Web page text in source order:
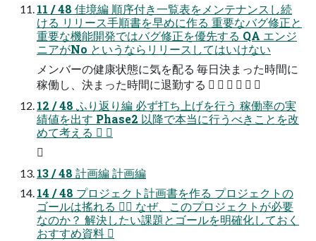
11 / 48 佳境編 順序付き一覧表をメンテナンスし続
ける リリース手順書を早めに作る 重要なバグ修正と
重要な機能開発ではバグ修正を優先する QA エンジ
ニアがNo というならリリースしてはいけない
メンバーの健康状態に気を配る 毎日決まった時間に
稼働し、決まった時間に退勤する      
12 / 48 ふり返り編 必ず打ち上げを行う 稼働率の実
績値を出す Phase2 以降で本当に行うべきことを改
めて考える  

13 / 48 計画編 計画編
14 / 48 プロジェクト計画書を作る プロジェクトの
ゴールは搖れる  なぜ、このプロジェクトが必要
なのか？ 解決したい課題とゴールを明確化しておく
おすすめ資料 